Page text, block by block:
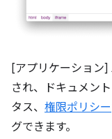
[アプリケーション
され、ドキュメン
タス、 権限ポリシー
グできます。